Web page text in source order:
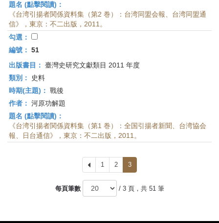
題名 (點擊閱讀)：
《台湾引揚者関係資料集（第2 巻）：台湾同盟会報、台湾同盟通
信》，東京：不二出版，2011。
勾選：
編號： 51
出版書目： 臺灣史研究文獻類目 2011 年度
類別：
史料
時期(主題)： 戰後
作者： 河原功解題
題名 (點擊閱讀)：
《台湾引揚者関係資料集（第1 巻）：全国引揚者新聞、台湾協会
報、日台通信》，東京：不二出版，2011。
上
一
頁
1 2 3
每頁筆數 / 3 頁，共 51 筆